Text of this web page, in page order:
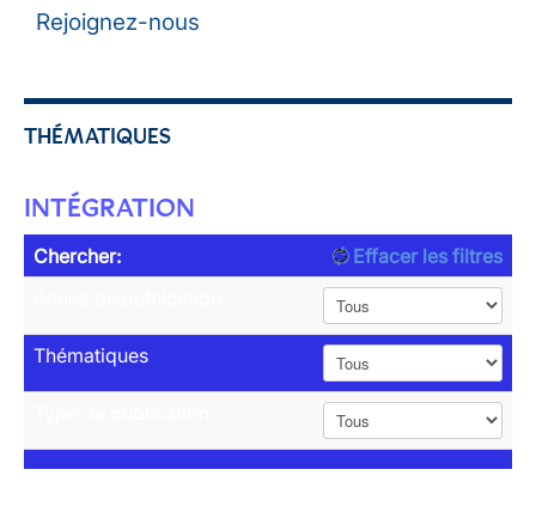
Rejoignez-nous
THÉMATIQUES
INTÉGRATION
Chercher:
Effacer les filtres
Thématiques